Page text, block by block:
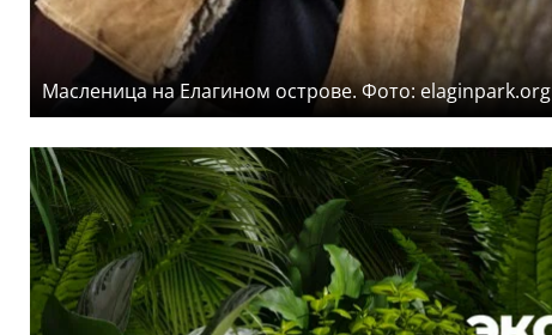
Масленица на Елагином острове. Фото: elaginpark.org